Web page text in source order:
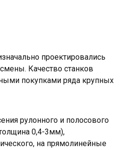
проектировались
Качество станков
покупками ряда крупных
рулонного и полосового
0,4-3мм),
на прямолинейные